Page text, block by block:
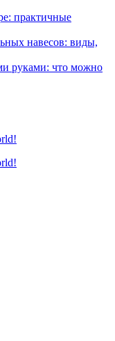
практичные
навесов: виды,
руками: что можно